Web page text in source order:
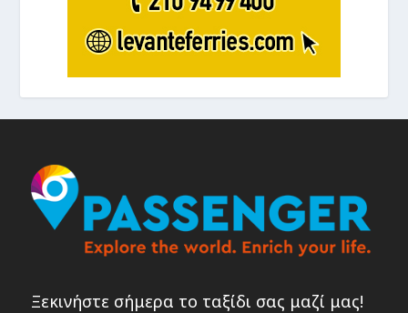
Ξεκινήστε σήμερα το ταξίδι σας μαζί μας!